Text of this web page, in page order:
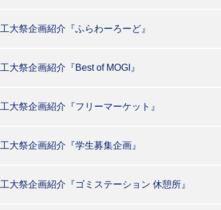
工大祭企画紹介『ふらわーろーど』
工大祭企画紹介『Best of MOGI』
工大祭企画紹介『フリーマーケット』
工大祭企画紹介『学生募集企画』
工大祭企画紹介『ゴミステーション 休憩所』